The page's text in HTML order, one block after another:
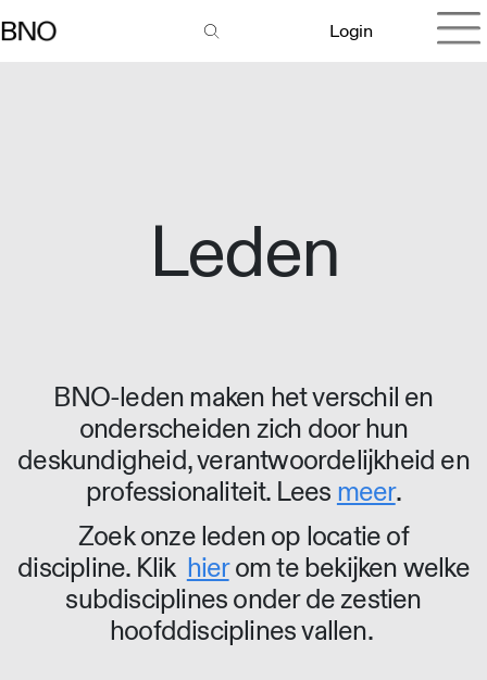
Login
Leden
BNO-leden maken het verschil en
onderscheiden zich door hun
deskundigheid, verantwoordelijkheid en
professionaliteit. Lees meer.
Zoek onze leden op locatie of
discipline. Klik hierom te bekijken welke
subdisciplines onder de zestien
hoofddisciplines vallen.